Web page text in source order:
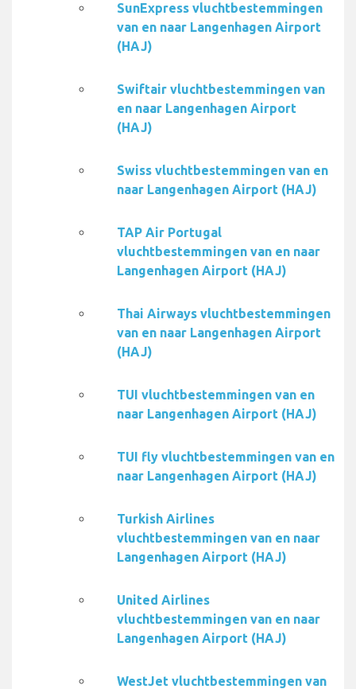
SunExpress vluchtbestemmingen
van en naar Langenhagen Airport
(HAJ)
Swiftair vluchtbestemmingen van
en naar Langenhagen Airport
(HAJ)
Swiss vluchtbestemmingen van en
naar Langenhagen Airport (HAJ)
TAP Air Portugal
vluchtbestemmingen van en naar
Langenhagen Airport (HAJ)
Thai Airways vluchtbestemmingen
van en naar Langenhagen Airport
(HAJ)
TUI vluchtbestemmingen van en
naar Langenhagen Airport (HAJ)
TUI fly vluchtbestemmingen van en
naar Langenhagen Airport (HAJ)
Turkish Airlines
vluchtbestemmingen van en naar
Langenhagen Airport (HAJ)
United Airlines
vluchtbestemmingen van en naar
Langenhagen Airport (HAJ)
WestJet vluchtbestemmingen van